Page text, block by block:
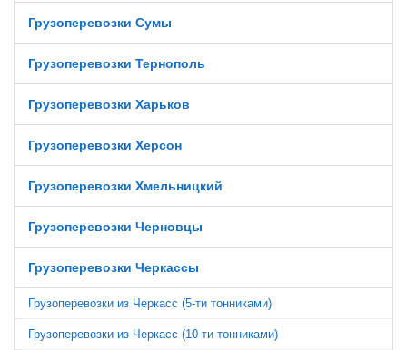
Грузоперевозки Сумы
Грузоперевозки Тернополь
Грузоперевозки Харьков
Грузоперевозки Херсон
Грузоперевозки Хмельницкий
Грузоперевозки Черновцы
Грузоперевозки Черкассы
Грузоперевозки из Черкасс (5-ти тонниками)
Грузоперевозки из Черкасс (10-ти тонниками)